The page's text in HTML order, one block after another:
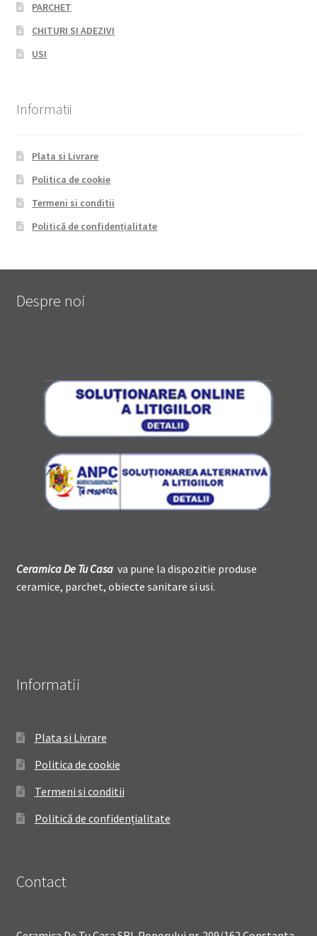
PARCHET
CHITURI SI ADEZIVI
USI
Informatii
Plata si Livrare
Politica de cookie
Termeni si conditii
Politică de confidențialitate
Despre noi
Ceramica DeTu Casava pune la dispozitie produse
ceramice, parchet, obiecte sanitare si usi.
Informatii
Plata si Livrare
Politica de cookie
Termeni si conditii
Politică de confidențialitate
Contact